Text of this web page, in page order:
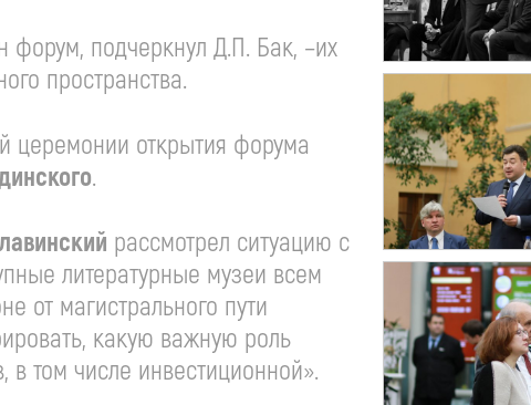
форум, подчеркнул Д.П. Бак, –их
пространства.
церемонии открытия форума
.
рассмотрел ситуацию с
литературные музеи всем
от магистрального пути
какую важную роль
в том числе инвестиционной».